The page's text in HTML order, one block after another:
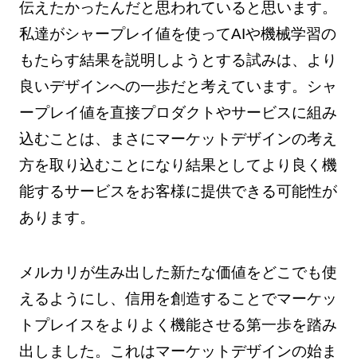
伝えたかったんだと思われていると思います。
私達がシャープレイ値を使ってAIや機械学習の
もたらす結果を説明しようとする試みは、より
良いデザインへの一歩だと考えています。シャ
ープレイ値を直接プロダクトやサービスに組み
込むことは、まさにマーケットデザインの考え
方を取り込むことになり結果としてより良く機
能するサービスをお客様に提供できる可能性が
あります。
メルカリが生み出した新たな価値をどこでも使
えるようにし、信用を創造することでマーケッ
トプレイスをよりよく機能させる第一歩を踏み
出しました。これはマーケットデザインの始ま